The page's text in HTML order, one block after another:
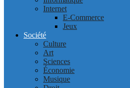
Internet
E-Commerce
Jeux
Société
Culture
Art
Sciences
Économie
Musique